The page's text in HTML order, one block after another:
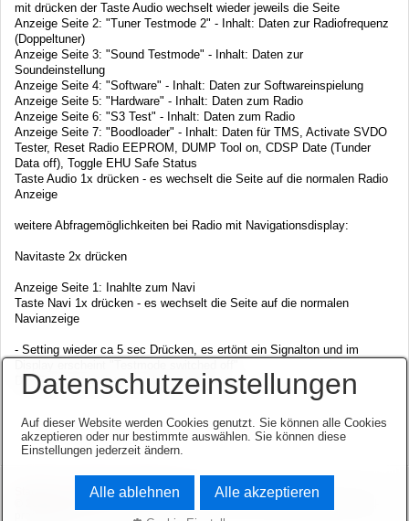
mit drücken der Taste Audio wechselt wieder jeweils die Seite
Anzeige Seite 2: "Tuner Testmode 2" - Inhalt: Daten zur Radiofrequenz
(Doppeltuner)
Anzeige Seite 3: "Sound Testmode" - Inhalt: Daten zur
Soundeinstellung
Anzeige Seite 4: "Software" - Inhalt: Daten zur Softwareinspielung
Anzeige Seite 5: "Hardware" - Inhalt: Daten zum Radio
Anzeige Seite 6: "S3 Test" - Inhalt: Daten zum Radio
Anzeige Seite 7: "Boodloader" - Inhalt: Daten für TMS, Activate SVDO
Tester, Reset Radio EEPROM, DUMP Tool on, CDSP Date (Tunder
Data off), Toggle EHU Safe Status
Taste Audio 1x drücken - es wechselt die Seite auf die normalen Radio
Anzeige
weitere Abfragemöglichkeiten bei Radio mit Navigationsdisplay:
Navitaste 2x drücken
Anzeige Seite 1: Inahlte zum Navi
Taste Navi 1x drücken - es wechselt die Seite auf die normalen
Navianzeige
- Setting wieder ca 5 sec Drücken, es ertönt ein Signalton und im
Das Testsystem ist nun wieder deaktiviert.
Kontakt
Impressum
Website erstellt mit zeta-
Datenschutzeinstellungen
Auf dieser Website werden Cookies genutzt. Sie können alle Cookies
akzeptieren oder nur bestimmte auswählen. Sie können diese
Einstellungen jederzeit ändern.
Alle ablehnen Alle akzeptieren